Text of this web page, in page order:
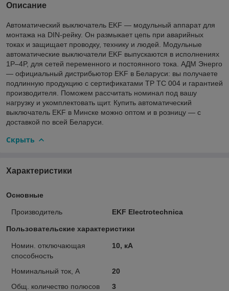
Описание
Автоматический выключатель EKF — модульный аппарат для
монтажа на DIN-рейку. Он размыкает цепь при аварийных
токах и защищает проводку, технику и людей. Модульные
автоматические выключатели EKF выпускаются в исполнениях
1P–4P, для сетей переменного и постоянного тока. АДМ Энерго
— официальный дистрибьютор EKF в Беларуси: вы получаете
подлинную продукцию с сертификатами ТР ТС 004 и гарантией
производителя. Поможем рассчитать номинал под вашу
нагрузку и укомплектовать щит. Купить автоматический
выключатель EKF в Минске можно оптом и в розницу — с
доставкой по всей Беларуси.
Скрыть
Характеристики
Основные
Производитель EKF Electrotechnica
Пользовательские характеристики
Номин. отключающая
способность
10, кА
Номинальный ток, А
20
Общ. количество полюсов
3